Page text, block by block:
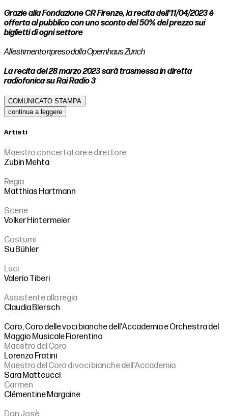
Grazie alla Fondazione CR Firenze, la recita dell'11/04/2023 è
offerta al pubblico con uno sconto del 50%del prezzosui
biglietti di ogni settore
Allestimento ripreso dalla Opernhaus Zürich
La recita del 28 marzo 2023 sarà trasmessa in diretta
radiofonica su Rai Radio 3
COMUNICATO STAMPA
continua a leggere
Artisti
Maestro concertatore e direttore
Zubin Mehta
Regia
Matthias Hartmann
Scene
Volker Hintermeier
Costumi
Su Bühler
Luci
Valerio Tiberi
Assistente alla regia
Claudia Blersch
Coro, Coro delle voci bianche dell'Accademia e Orchestra del
Maggio Musicale Fiorentino
Maestro del Coro
Lorenzo Fratini
Maestro del Coro di voci bianche dell'Accademia
Sara Matteucci
Carmen
Clémentine Margaine
Don Josè